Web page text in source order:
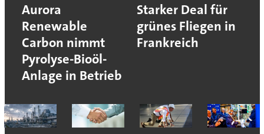
Aurora
Renewable
Carbon nimmt
Pyrolyse-Bioöl-
Anlage in Betrieb
Starker Deal für
grünes Fliegen in
Frankreich